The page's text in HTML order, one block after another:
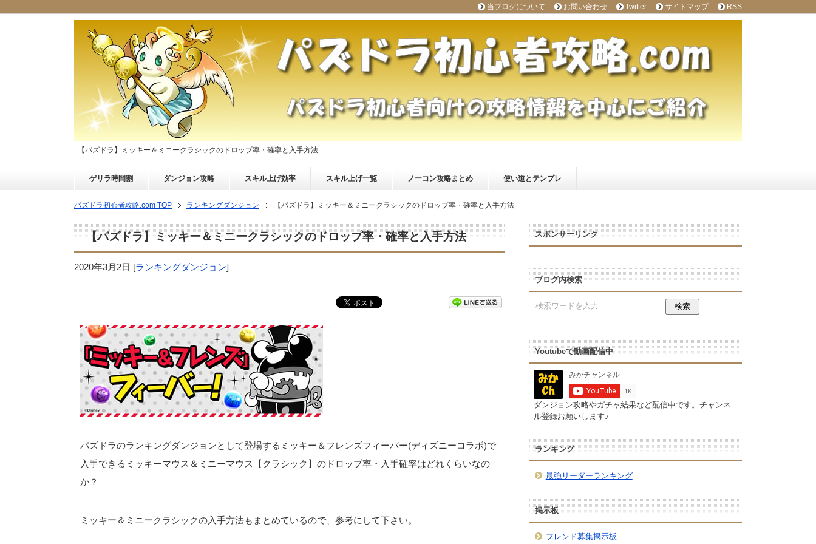
【パズドラ】ミッキー＆ミニークラシックのドロップ率・確率と入手方法
ゲリラ時間割 ダンジョン攻略 スキル上げ効率 スキル上げ一覧 ノーコン攻略まとめ 使い道とテンプレ
パズドラ初心者攻略.com TOP ランキングダンジョン 【パズドラ】ミッキー＆ミニークラシックのドロップ率・確率と入手方法
【パズドラ】ミッキー＆ミニークラシックのドロップ率・確率と入手方法
2020年3月2日 [ランキングダンジョン]
パズドラのランキングダンジョンとして登場するミッキー＆フレンズフィーバー(ディズニーコラボ)で
入手できるミッキーマウス＆ミニーマウス【クラシック】のドロップ率・入手確率はどれくらいなの
か？
ミッキー＆ミニークラシックの入手方法もまとめているので、参考にして下さい。
スポンサーリンク
ブログ内検索
Youtubeで動画配信中
ダンジョン攻略やガチャ結果など配信中です。チャンネ
ル登録お願いします♪
ランキング
最強リーダーランキング
掲示板
フレンド募集掲示板
当ブログについて お問い合わせ Twitter サイトマップ RSS